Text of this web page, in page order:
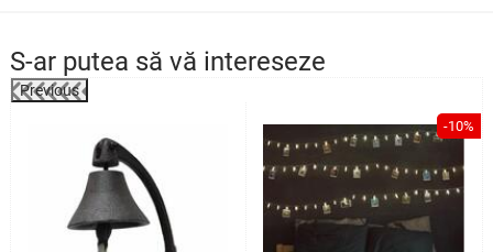
S-ar putea să vă intereseze
Previous
-10%